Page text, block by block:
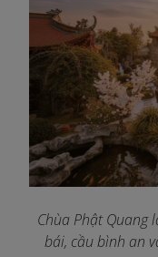
Chùa Phật Quang
bái, cầu bình an